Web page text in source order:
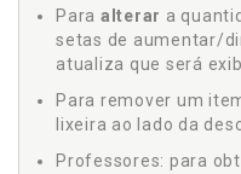
Para alterar a
setas de aumentar/
atualiza que será
Para remover um
lixeira ao lado da
Professores: para